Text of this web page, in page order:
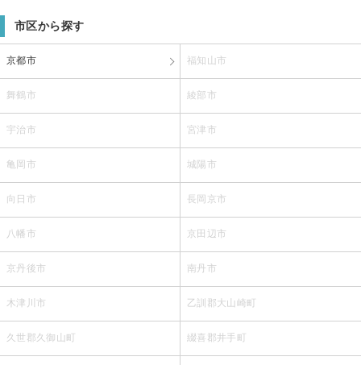
市区から探す
京都市 福知山市
舞鶴市 綾部市
宇治市 宮津市
亀岡市 城陽市
向日市 長岡京市
八幡市 京田辺市
京丹後市 南丹市
木津川市 乙訓郡大山崎町
久世郡久御山町 綴喜郡井手町